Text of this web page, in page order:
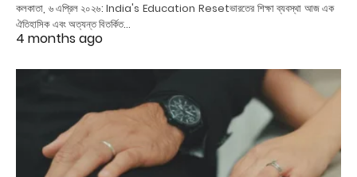
কলকাতা, ৬ এপ্রিল ২০২৬: India's Education Resetভারতের শিক্ষা ব্যবস্থা আজ এক
ঐতিহাসিক এবং অত্যন্ত বিতর্কিত…
4 months ago